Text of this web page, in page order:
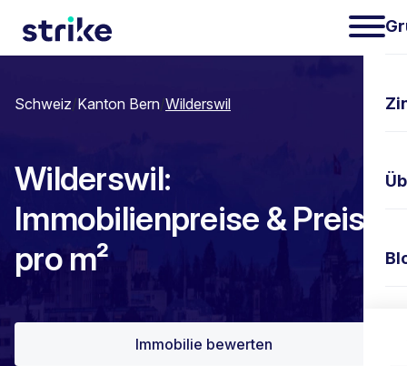
Schweiz/Kanton Bern/Wilderswil
Wilderswil:
Immobilienpreise & Preis
pro m²
Immobilie bewerten